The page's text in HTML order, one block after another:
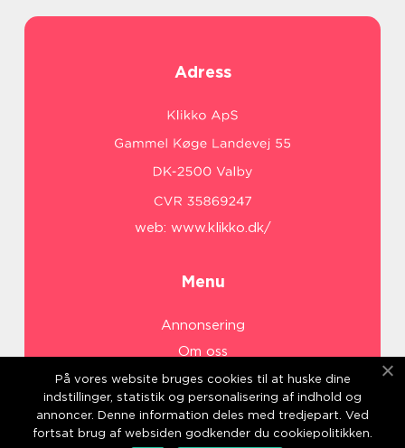
Adress
web: www.klikko.dk/
Menu
Annonsering
Om oss
Cookies
Kontakta oss
Sitemap
På vores website bruges cookies til at huske dine
indstillinger, statistik og personalisering af indhold og
annoncer. Denne information deles med tredjepart. Ved
fortsat brug af websiden godkender du cookiepolitikken.